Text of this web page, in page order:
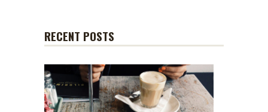
RECENT POSTS